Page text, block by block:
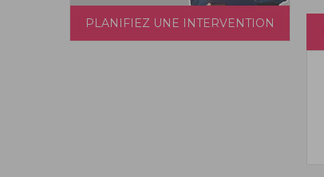
PLANIFIEZ UNE INTERVENTION